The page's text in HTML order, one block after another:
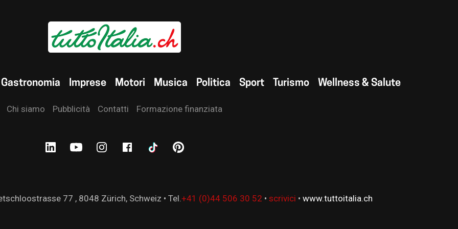
Gastronomia Imprese Motori Musica Politica Sport Turismo Wellness & Salute
Chi siamo Pubblicità Contatti Formazione finanziata
77 , 8048 Zürich, Schweiz • Tel.+41 (0)44 506 30 52 • scrivici • www.tuttoitalia.ch